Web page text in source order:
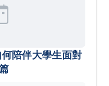
何陪伴大學生面對